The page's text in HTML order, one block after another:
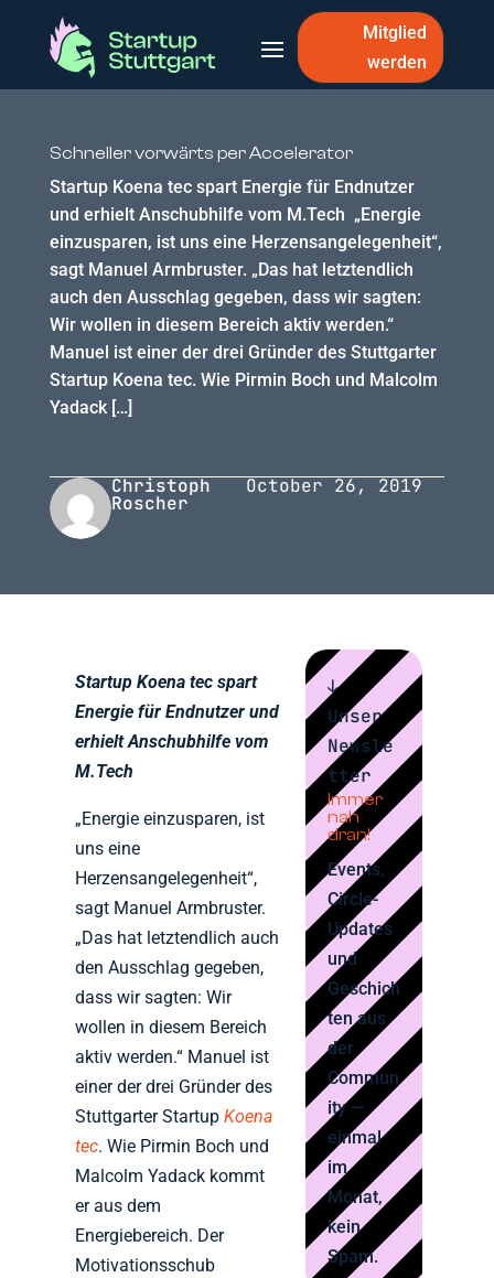
Mitglied
werden
Schneller vorwärts per Accelerator
Startup Koena tec spart Energie für Endnutzer
und erhielt Anschubhilfe vom M.Tech „Energie
einzusparen, ist uns eine Herzensangelegenheit“,
sagt Manuel Armbruster. „Das hat letztendlich
auch den Ausschlag gegeben, dass wir sagten:
Wir wollen in diesem Bereich aktiv werden.“
Manuel ist einer der drei Gründer des Stuttgarter
Startup Koena tec. Wie Pirmin Boch und Malcolm
Yadack […]
Christoph
Roscher
October 26, 2019
Startup Koena tec spart
Energie für Endnutzer und
erhielt Anschubhilfe vom
M.Tech
„Energie einzusparen, ist
uns eine
Herzensangelegenheit“,
sagt Manuel Armbruster.
„Das hat letztendlich auch
den Ausschlag gegeben,
dass wir sagten: Wir
wollen in diesem Bereich
aktiv werden.“ Manuel ist
einer der drei Gründer des
Stuttgarter StartupKoena
tec. Wie Pirmin Boch und
Malcolm Yadack kommt
er aus dem
Energiebereich. Der
Motivationsschub
↓
Unser
Newsle
tter
Immer
nah
dran!
Events,
Circle-
Updates
und
Geschich
ten aus
der
Commun
ity —
einmal
im
Monat,
kein
Spam.